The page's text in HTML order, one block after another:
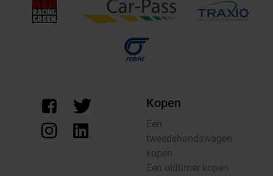
Kopen
Een
tweedehandswagen
kopen
Een oldtimer kopen